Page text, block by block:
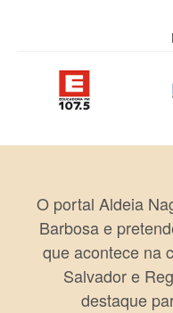
O portal Aldeia
Barbosa e
que acontece na
Salvador e
destaque